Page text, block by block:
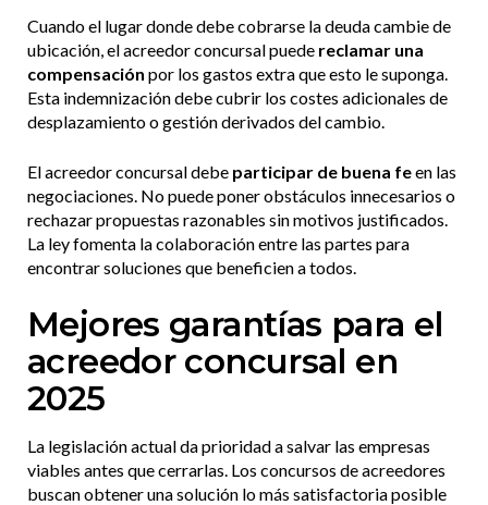
Cuando el lugar donde debe cobrarse la deuda cambie de
ubicación, el acreedor concursal puede reclamar una
compensación por los gastos extra que esto le suponga.
Esta indemnización debe cubrir los costes adicionales de
desplazamiento o gestión derivados del cambio.
El acreedor concursal debe participar de buena feen las
negociaciones. No puede poner obstáculos innecesarios o
rechazar propuestas razonables sin motivos justificados.
La ley fomenta la colaboración entre las partes para
encontrar soluciones que beneficien a todos.
Mejores garantías para el
acreedor concursal en
2025
La legislación actual da prioridad a salvar las empresas
viables antes que cerrarlas. Los concursos de acreedores
buscan obtener una solución lo más satisfactoria posible